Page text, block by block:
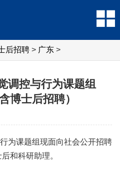
后招聘 > 广东 >
调控与行为课题组
博士后招聘）
为课题组现面向社会公开招聘
和科研助理。